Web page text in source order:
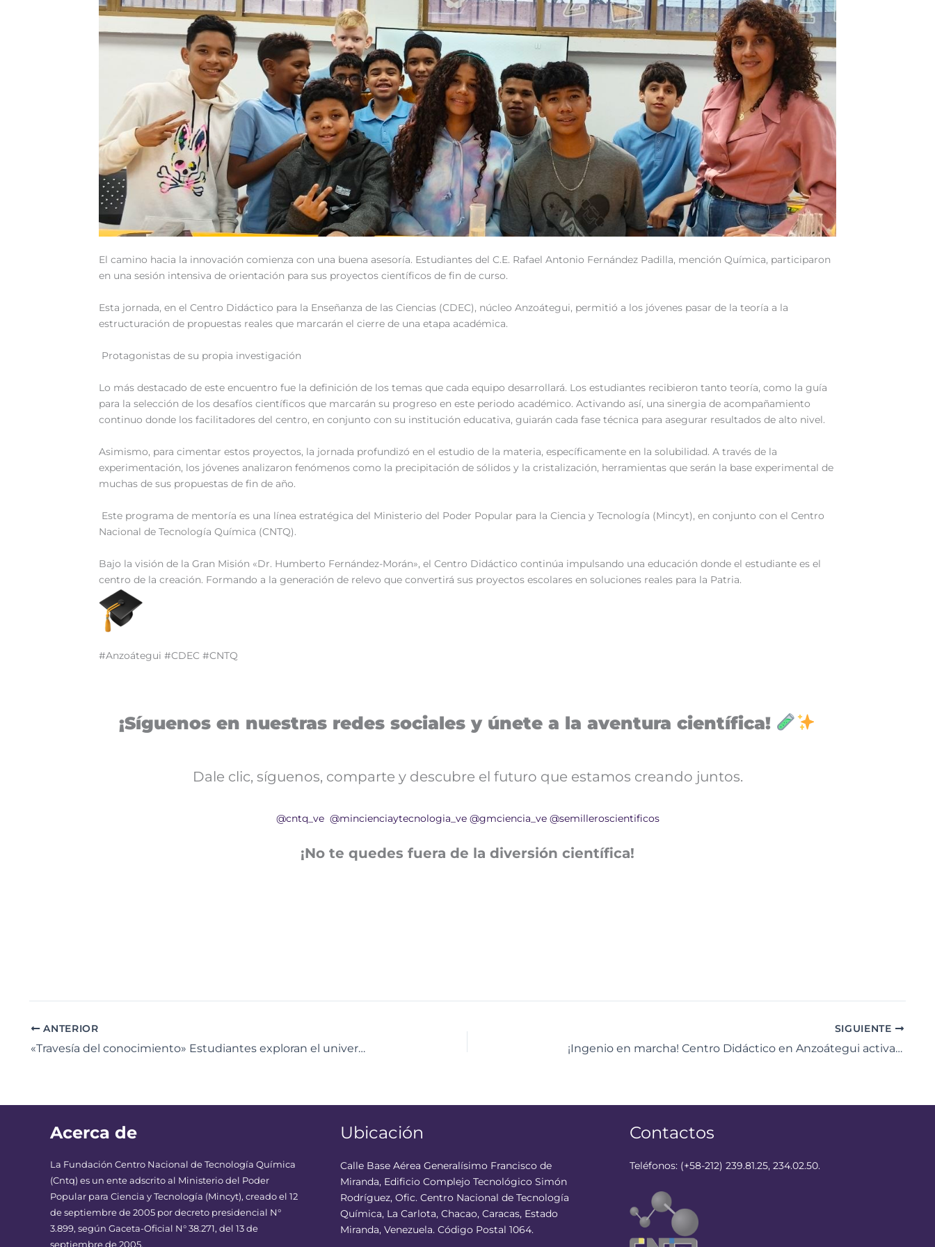
‎‎El camino hacia la innovación comienza con una buena asesoría. Estudiantes del C.E. Rafael Antonio Fernández Padilla, mención Química, participaron
en una sesión intensiva de orientación para sus proyectos científicos de fin de curso.
‎Esta jornada, en el Centro Didáctico para la Enseñanza de las Ciencias (CDEC), núcleo Anzoátegui, permitió a los jóvenes pasar de la teoría a la
estructuración de propuestas reales que marcarán el cierre de una etapa académica.
‎ Protagonistas de su propia investigación
‎Lo más destacado de este encuentro fue la definición de los temas que cada equipo desarrollará. Los estudiantes recibieron tanto teoría, como la guía
para la selección de los desafíos científicos que marcarán su progreso en este periodo académico. Activando así, una sinergia de acompañamiento
continuo donde los facilitadores del centro, en conjunto con su institución educativa, guiarán cada fase técnica para asegurar resultados de alto nivel.
‎Asimismo, para cimentar estos proyectos, la jornada profundizó en el estudio de la materia, específicamente en la solubilidad. A través de la
experimentación, los jóvenes analizaron fenómenos como la precipitación de sólidos y la cristalización, herramientas que serán la base experimental de
muchas de sus propuestas de fin de año.
‎ Este programa de mentoría es una línea estratégica del Ministerio del Poder Popular para la Ciencia y Tecnología (Mincyt), en conjunto con el Centro
Nacional de Tecnología Química (CNTQ).
‎Bajo la visión de la Gran Misión «Dr. Humberto Fernández-Morán», el Centro Didáctico continúa impulsando una educación donde el estudiante es el
centro de la creación. Formando a la generación de relevo que convertirá sus proyectos escolares en soluciones reales para la Patria.
#Anzoátegui #CDEC #CNTQ
¡Síguenos en nuestras redes sociales y únete a la aventura científica!
Dale clic, síguenos, comparte y descubre el futuro que estamos creando juntos.
@cntq_ve @mincienciaytecnologia_ve @gmciencia_ve @semilleroscientificos
¡No te quedes fuera de la diversión científica!
ANTERIOR
«Travesía del conocimiento» Estudiantes exploran el universo de la ciencia en el Centro Didáctico de Yaracuy
SIGUIENTE
¡Ingenio en marcha! Centro Didáctico en Anzoátegui activa su artillería tecnológica rumbo a las Olimpiadas de Robótica 2026
Acerca de
La Fundación Centro Nacional de Tecnología Química
(Cntq) es un ente adscrito al Ministerio del Poder
Popular para Ciencia y Tecnología (Mincyt), creado el 12
de septiembre de 2005 por decreto presidencial N°
3.899, según Gaceta-Oficial N° 38.271, del 13 de
septiembre de 2005.
Ubicación
Calle Base Aérea Generalísimo Francisco de
Miranda, Edificio Complejo Tecnológico Simón
Rodríguez, Ofic. Centro Nacional de Tecnología
Química, La Carlota, Chacao, Caracas, Estado
Miranda, Venezuela. Código Postal 1064.
Contactos
Teléfonos: (+58-212) 239.81.25, 234.02.50.